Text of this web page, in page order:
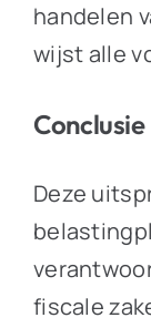
handelen
wijst alle
Conclusie
Deze
fiscale